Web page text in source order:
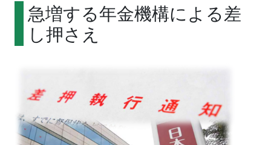
急増する年金機構による差
し押さえ